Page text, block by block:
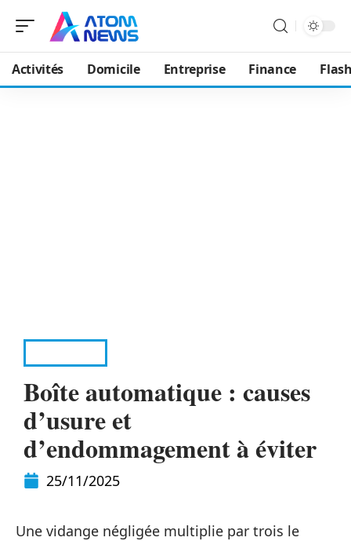
Activités Domicile Entreprise Finance
Boîte automatique : causes
d’usure et
d’endommagement à éviter
25/11/2025
Une vidange négligée multiplie par trois le